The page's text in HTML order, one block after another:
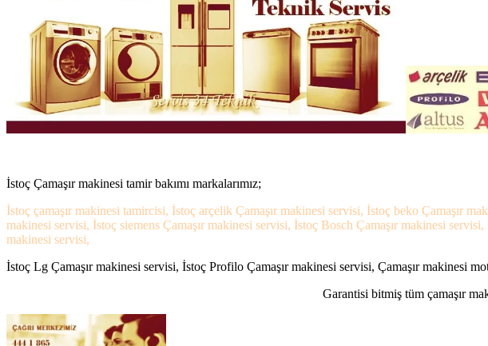
İstoç Çamaşır makinesi tamir bakımı markalarımız;
İstoç çamaşır makinesi tamircisi, İstoç arçelik Çamaşır makinesi servisi, İstoç beko Çamaşır
makinesi servisi, İstoç siemens Çamaşır makinesi servisi, İstoç Bosch Çamaşır makinesi
makinesi servisi,
İstoç Lg Çamaşır makinesi servisi, İstoç Profilo Çamaşır makinesi servisi, Çamaşır makinesi
Garantisi bitmiş tüm çamaşır